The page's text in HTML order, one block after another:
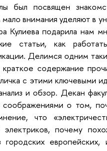
был посвящен
внимания уделяют в
Кулиева подарила нам
статьи, как
Делимся одним
краткое содержание
с этими ключевыми
и обзор. Декан
соображениями о том,
что
электриков, почему